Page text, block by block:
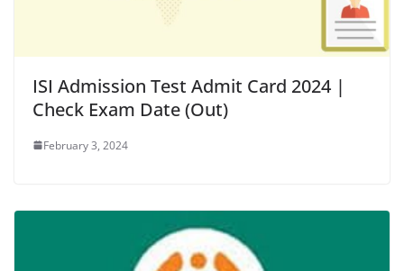
ISI Admission Test Admit Card 2024 |
Check Exam Date (Out)
February 3, 2024